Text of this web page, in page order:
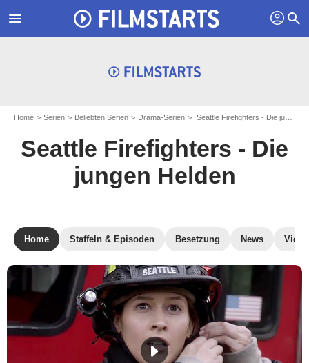
menu profil search
Home Serien Beliebten Serien Drama-Serien Seattle Firefighters - Die jungen Helden
Seattle Firefighters - Die
jungen Helden
Home Staffeln & Episoden Besetzung News